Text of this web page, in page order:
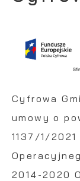
Cyfrowa
umowy o
1137/1/
2014-2020
formularzy.
której
Tego typu
przez Ciebie
większy
Więcej